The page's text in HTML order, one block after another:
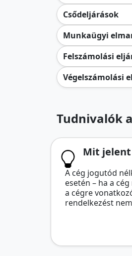
Csődeljárások
Munkaügyi
Felszámolási
Végelszámolási
Tudnivalók
Mit jelent
A cég jogutód
esetén – ha a
a cégre
rendelkezést